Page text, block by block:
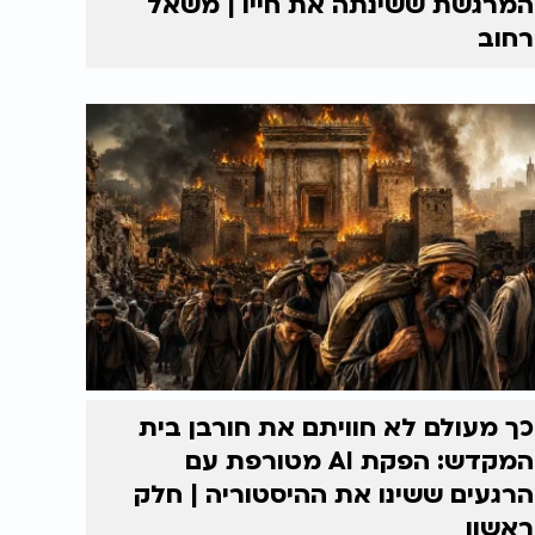
רחוב
כך מעולם לא חוויתם את חורבן בית
המקדש: הפקת AI מטורפת עם
הרגעים ששינו את ההיסטוריה | חלק